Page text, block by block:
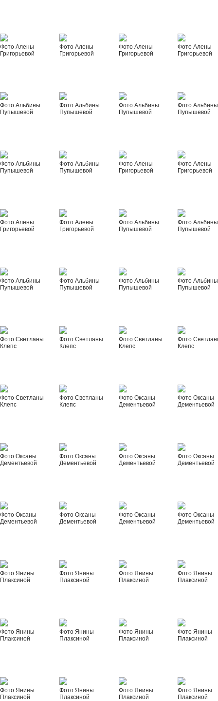
Фото Алены
Григорьевой
Фото Алены
Григорьевой
Фото Алены
Григорьевой
Фото Алены
Григорьевой
Фото Альбины
Пупышевой
Фото Альбины
Пупышевой
Фото Альбины
Пупышевой
Фото Альбины
Пупышевой
Фото Альбины
Пупышевой
Фото Альбины
Пупышевой
Фото Алены
Григорьевой
Фото Алены
Григорьевой
Фото Алены
Григорьевой
Фото Алены
Григорьевой
Фото Альбины
Пупышевой
Фото Альбины
Пупышевой
Фото Альбины
Пупышевой
Фото Альбины
Пупышевой
Фото Альбины
Пупышевой
Фото Альбины
Пупышевой
Фото Светланы
Клепс
Фото Светланы
Клепс
Фото Светланы
Клепс
Фото
Клепс
Фото Светланы
Клепс
Фото Светланы
Клепс
Фото Оксаны
Дементьевой
Фото Оксаны
Дементьевой
Фото Оксаны
Дементьевой
Фото Оксаны
Дементьевой
Фото Оксаны
Дементьевой
Фото Оксаны
Дементьевой
Фото Оксаны
Дементьевой
Фото Оксаны
Дементьевой
Фото Оксаны
Дементьевой
Фото Оксаны
Дементьевой
Фото Янины
Плаксиной
Фото Янины
Плаксиной
Фото Янины
Плаксиной
Фото Янины
Плаксиной
Фото Янины
Плаксиной
Фото Янины
Плаксиной
Фото Янины
Плаксиной
Фото Янины
Плаксиной
Фото Янины
Плаксиной
Фото Янины
Плаксиной
Фото Янины
Плаксиной
Фото Янины
Плаксиной